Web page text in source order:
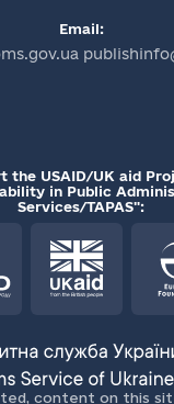
Email:
the USAID/UK aid
in Public
Services/TAPAS":
content on this